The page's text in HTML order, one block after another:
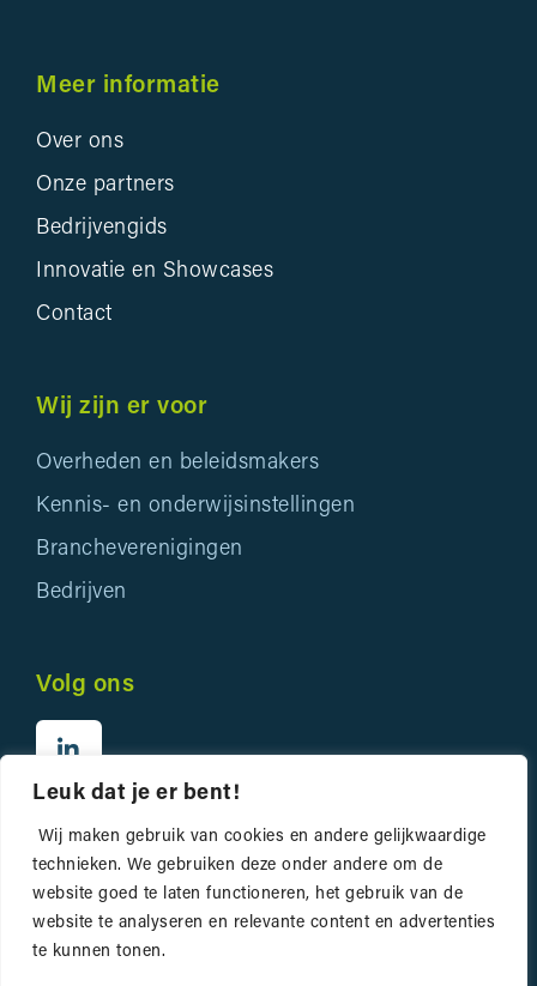
Leuk dat je er bent!
Wij maken gebruik van cookies en andere gelijkwaardige
technieken. We gebruiken deze onder andere om de
website goed te laten functioneren, het gebruik van de
website te analyseren en relevante content en advertenties
te kunnen tonen.
Meer informatie
Over ons
Onze partners
Bedrijvengids
Innovatie en Showcases
Contact
Wij zijn er voor
Overheden en beleidsmakers
Kennis- en onderwijsinstellingen
Brancheverenigingen
Bedrijven
Volg ons
Privacyverklaring